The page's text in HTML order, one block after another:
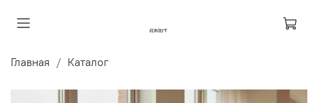
Главная Каталог